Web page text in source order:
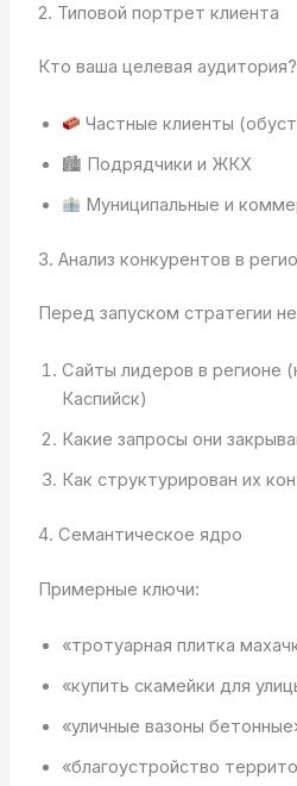
2. Типовой портрет клиента
Кто ваша целевая аудитория?
Частные клиенты
🏙 Подрядчики и ЖКХ
Муниципальные и
3. Анализ конкурентов в
Перед запуском стратегии
Сайты лидеров в регионе
Каспийск)
Какие запросы они
Как структурирован их
4. Семантическое ядро
Примерные ключи:
«тротуарная плитка
«купить скамейки для
«уличные вазоны
«благоустройство